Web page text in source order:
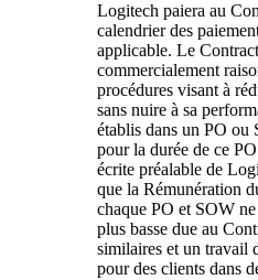
Logitech paiera au
calendrier des
applicable. Le
commercialement
procédures visant à
sans nuire à sa
établis dans un PO ou
pour la durée de ce
écrite préalable de
que la Rémunération
chaque PO et SOW
plus basse due au
similaires et un travail
pour des clients dans